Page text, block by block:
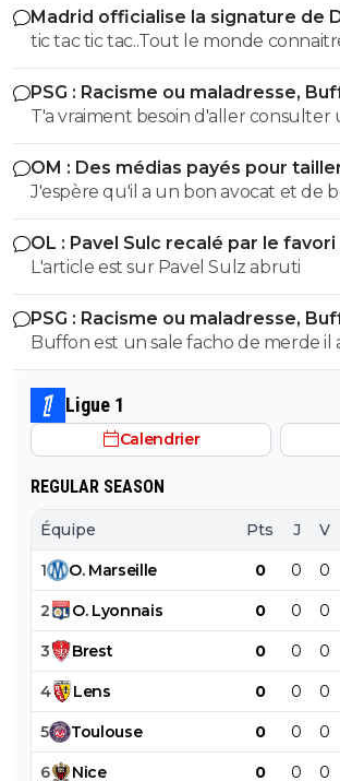
Madrid officialise la signature de
transfert de son histoire
tic tac tic tac..Tout le monde
prénom et adresse !! tu avais été
ton mariolle ! faudra pas que tu
dernière fois gros bouffon et
vie petit provocateur
PSG : Racisme ou maladresse,
T'a vraiment besoin d'aller consulter
santé...tu vois des fachos partout toi
OM : Des médias payés pour
accusé
J'espère qu'il a un bon avocat et de
qu'il va vite exploser en vol avec ses
OL : Pavel Sulc recalé par le
L'article est sur Pavel Sulz abruti
PSG : Racisme ou maladresse,
Buffon est un sale facho de merde
cetait pas un hasard...
Ligue 1
Calendrier
REGULAR SEASON
Équipe Pts J V
1 O. Marseille 0 0 0
2 O. Lyonnais 0 0 0
3 Brest 0 0 0
4 Lens 0 0 0
5 Toulouse 0 0 0
6 Nice 0 0 0